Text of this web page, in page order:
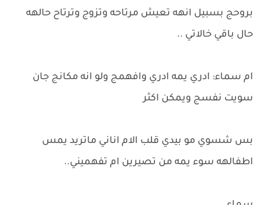
بروحج بسبيل انهه تعيش مرتاحه وتزوج وترتاح حالهه
حال باقي خالاتي ..
ام سماء: ادري يمه ادري وافهمج ولو انه مكانج جان
سويت نفسج ويمكن اكثر
بس شسوي مو بيدي قلب الام اناني ماتريد يمس
اطفالهه سوء يمه من تصيرين ام تفهميني..